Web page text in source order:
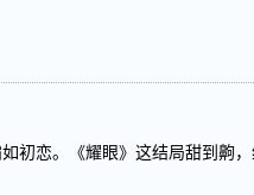
初恋。《耀眼》这结局甜到齁